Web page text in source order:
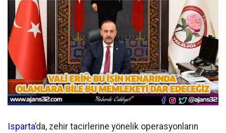
Isparta’da, zehir tacirlerine yönelik operasyonların